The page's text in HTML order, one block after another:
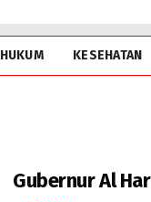
HUKUM KESEHATAN
Gubernur Al